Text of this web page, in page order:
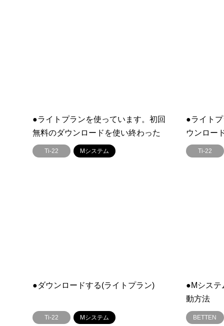
●ライトプランを使っています。初回
無料のダウンロードを使い終わった
ら、2回目以降は1ダウンロードおいく
らですか？
Ti-22 Mシステム
●ライト
ウンロー
ードする
とですか
Ti-22
●ダウンロードする(ライトプラン)
Ti-22 Mシステム
●Mシステ
動方法
BETTEN